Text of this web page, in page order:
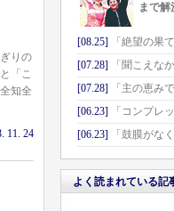
りの
「こ
知全
11. 24
まで解
[08.25]
「絶望の果
[07.28]
「聞こえな
[07.28]
「主の恵み
[06.23]
「コンプレ
[06.23]
「鼓膜がな
よく読まれている記